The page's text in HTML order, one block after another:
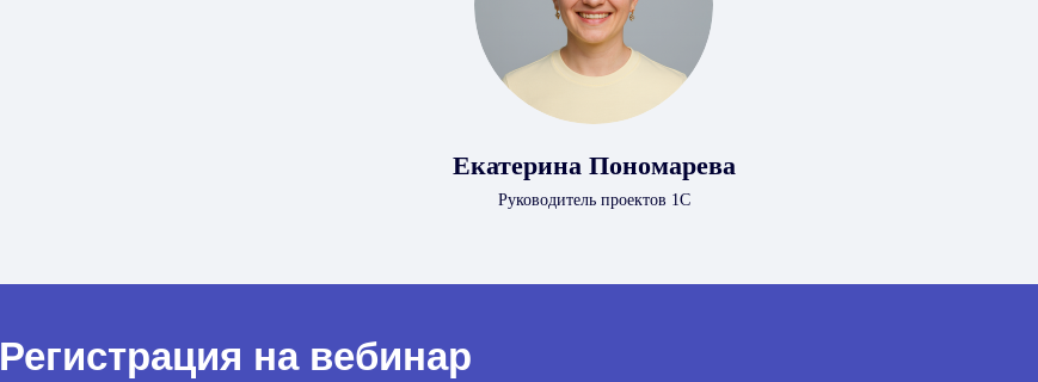
Екатерина Пономарева
Руководитель проектов 1С
Регистрация на вебинар